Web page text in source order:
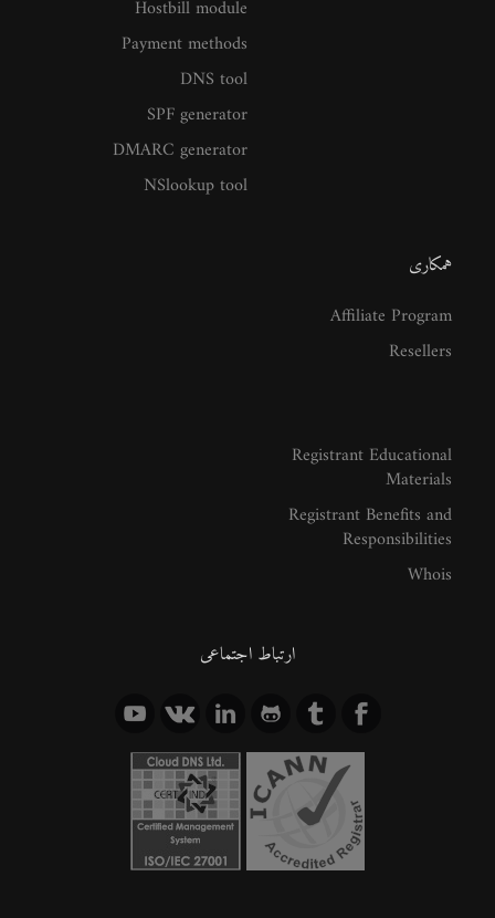
Hostbill module
Payment methods
DNS tool
SPF generator
DMARC generator
NSlookup tool
همکاری
Affiliate Program
Resellers
Registrant Educational
Materials
Registrant Benefits and
Responsibilities
Whois
ارتباط اجتماعی